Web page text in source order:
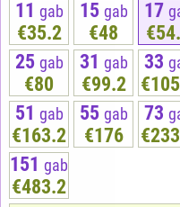
11 gab
€35.2
15 gab
€48
17
25 gab
€80
31 gab
€99.2
33
51 gab
€163.2
55 gab
€176
73
151 gab
€483.2